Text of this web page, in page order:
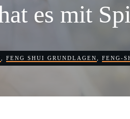
es mit
FENG SHUI GRUNDLAGEN FENG-